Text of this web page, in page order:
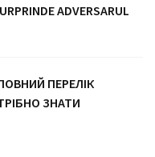
ADVERSARUL
ПЕРЕЛІК
ЗНАТИ